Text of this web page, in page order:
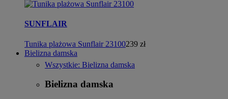
SUNFLAIR
Tunika plażowa Sunflair 23100239 zł
Bielizna damska
Wszystkie: Bielizna damska
Bielizna damska